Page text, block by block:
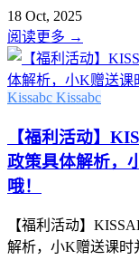
18 Oct, 2025
阅读更多 →
Kissabc Kissabc
【福利活动】
政策具体解析，
哦！
【福利活动】
解析，小K赠送课时